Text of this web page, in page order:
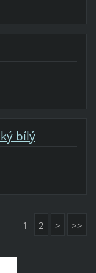
bílý
1 2 > >>